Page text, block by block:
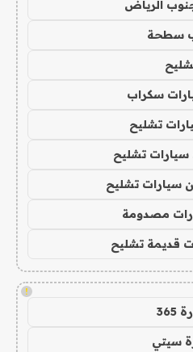
الرياض
سطحة
سكراب
تشليح
تشليح
سيارات تشليح
مصدومة
قديمة تشليح
!
365
سيتي